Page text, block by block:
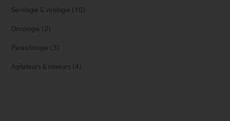
Serologie & virologie (10)
Oncologie (2)
Parasitologie (3)
Agitateurs & mixeurs (4)